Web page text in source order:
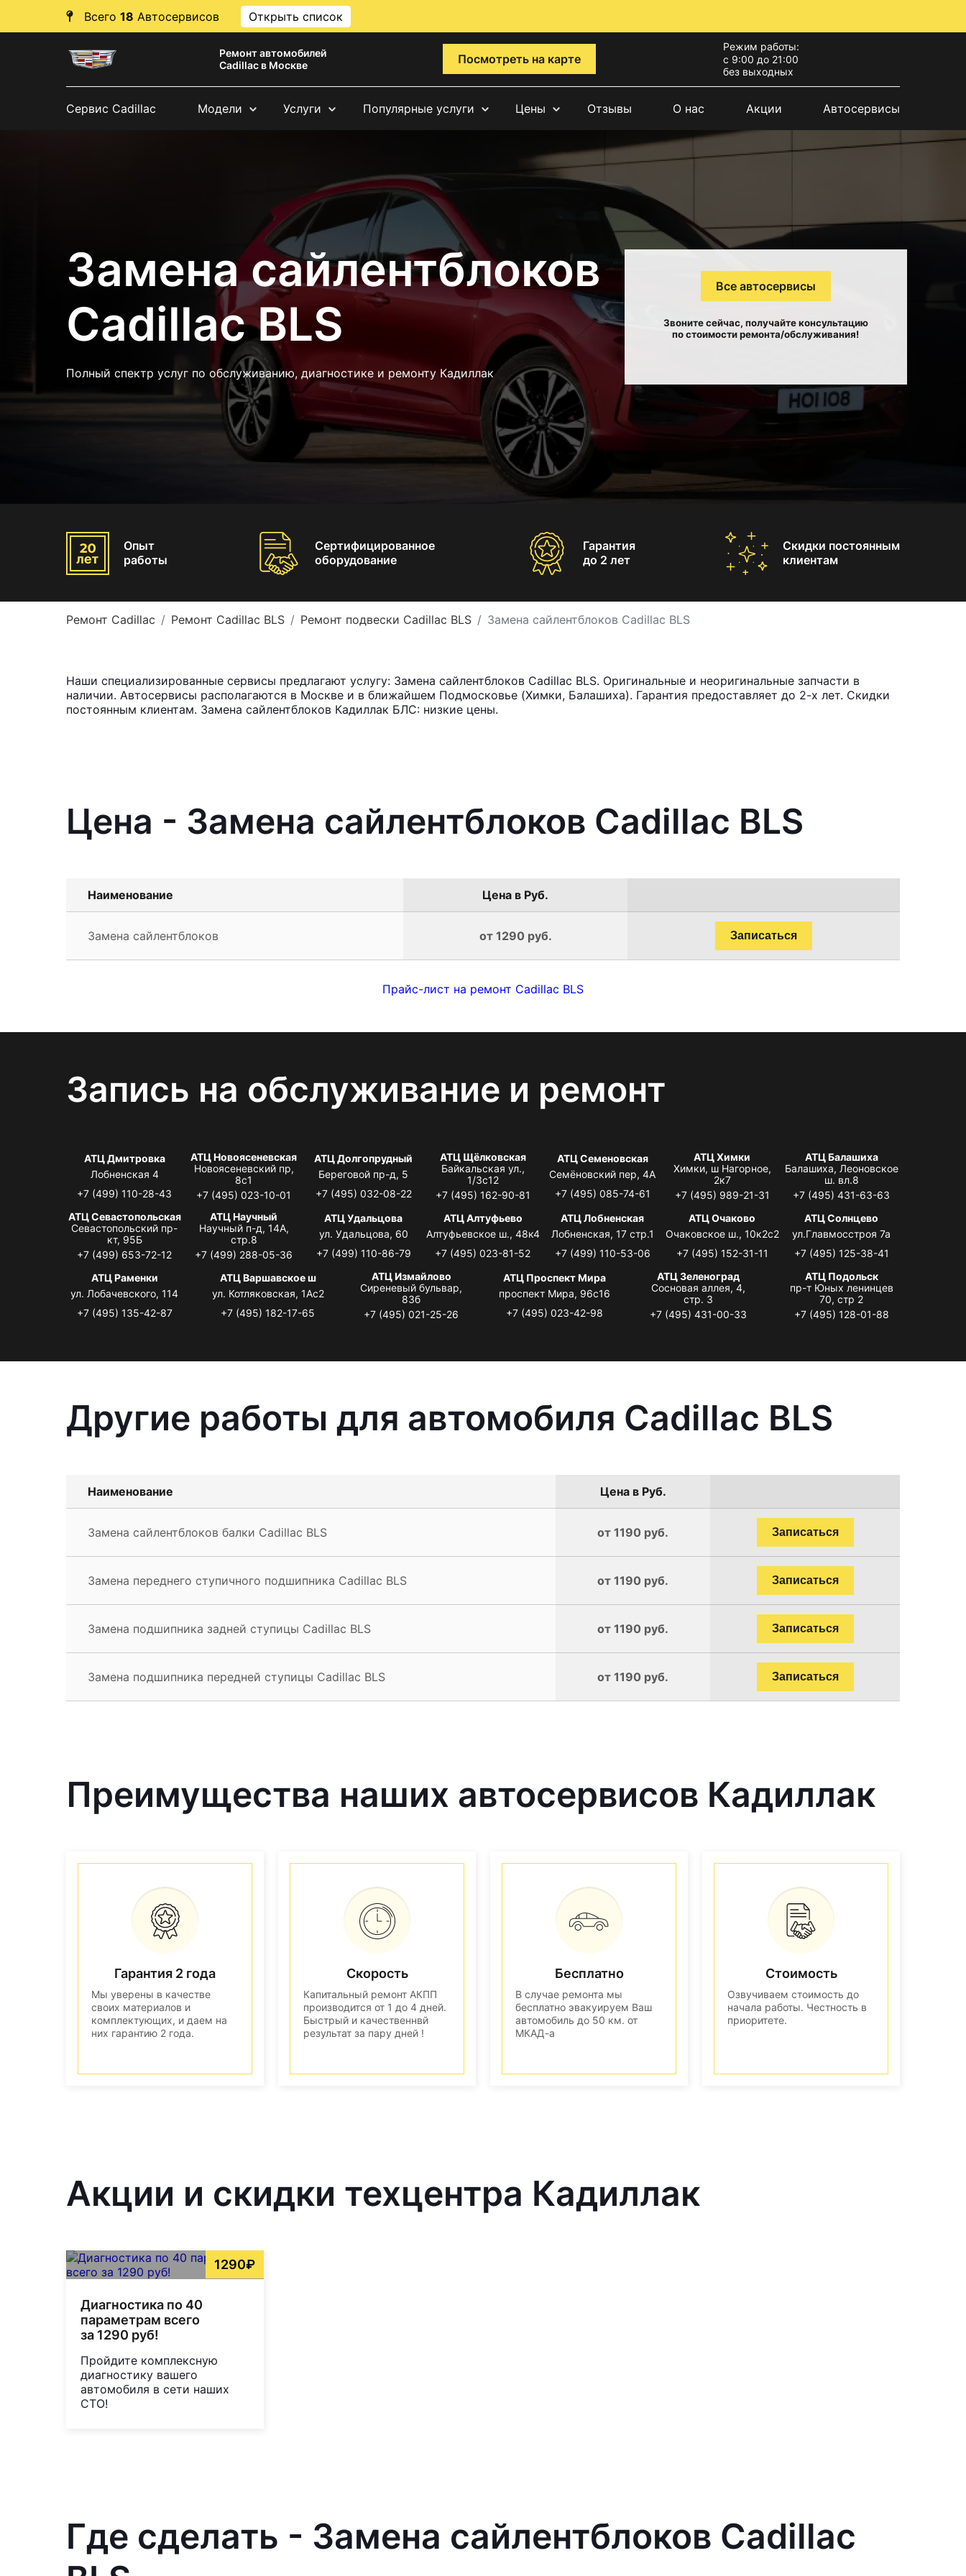
Всего 18 Автосервисов Открыть список
Ремонт автомобилей
Cadillac в Москве
Посмотреть на карте
Режим работы:
с 9:00 до 21:00
без выходных
Сервис Cadillac Модели Услуги Популярные услуги Цены Отзывы О нас Акции Автосервисы
Замена сайлентблоков
Cadillac BLS
Полный спектр услуг по обслуживанию, диагностике и ремонту Кадиллак
Все автосервисы
Звоните сейчас, получайте консультацию
по стоимости ремонта/обслуживания!
Опыт
работы
Сертифицированное
оборудование
Гарантия
до 2 лет
Скидки постоянным
клиентам
Ремонт Cadillac Ремонт Cadillac BLS Ремонт подвески Cadillac BLS Замена сайлентблоков Cadillac BLS
Наши специализированные сервисы предлагают услугу: Замена сайлентблоков Cadillac BLS. Оригинальные и неоригинальные запчасти в
наличии. Автосервисы располагаются в Москве и в ближайшем Подмосковье (Химки, Балашиха). Гарантия предоставляет до 2-х лет. Скидки
постоянным клиентам. Замена сайлентблоков Кадиллак БЛС: низкие цены.
Цена - Замена сайлентблоков Cadillac BLS
Наименование Цена в Руб.
Замена сайлентблоков от 1290 руб. Записаться
Прайс-лист на ремонт Cadillac BLS
Запись на обслуживание и ремонт
АТЦ Дмитровка
Лобненская 4
+7 (499) 110-28-43
АТЦ Новоясеневская
Новоясеневский пр,
8с1
+7 (495) 023-10-01
АТЦ Долгопрудный
Береговой пр-д, 5
+7 (495) 032-08-22
АТЦ Щёлковская
Байкальская ул.,
1/3с12
+7 (495) 162-90-81
АТЦ Семеновская
Семёновский пер, 4А
+7 (495) 085-74-61
АТЦ Химки
Химки, ш Нагорное,
2к7
+7 (495) 989-21-31
АТЦ Балашиха
Балашиха, Леоновское
ш. вл.8
+7 (495) 431-63-63
АТЦ Севастопольская
Севастопольский пр-
кт, 95Б
+7 (499) 653-72-12
АТЦ Научный
Научный п-д, 14А,
стр.8
+7 (499) 288-05-36
АТЦ Удальцова
ул. Удальцова, 60
+7 (499) 110-86-79
АТЦ Алтуфьево
Алтуфьевское ш., 48к4
+7 (495) 023-81-52
АТЦ Лобненская
Лобненская, 17 стр.1
+7 (499) 110-53-06
АТЦ Очаково
Очаковское ш., 10к2с2
+7 (495) 152-31-11
АТЦ Солнцево
ул.Главмосстроя 7а
+7 (495) 125-38-41
АТЦ Раменки
ул. Лобачевского, 114
+7 (495) 135-42-87
АТЦ Варшавское ш
ул. Котляковская, 1Ас2
+7 (495) 182-17-65
АТЦ Измайлово
Сиреневый бульвар,
83б
+7 (495) 021-25-26
АТЦ Проспект Мира
проспект Мира, 96с16
+7 (495) 023-42-98
АТЦ Зеленоград
Сосновая аллея, 4,
стр. 3
+7 (495) 431-00-33
АТЦ Подольск
пр-т Юных ленинцев
70, стр 2
+7 (495) 128-01-88
Другие работы для автомобиля Cadillac BLS
Наименование Цена в Руб.
Замена сайлентблоков балки Cadillac BLS от 1190 руб. Записаться
Замена переднего ступичного подшипника Cadillac BLS от 1190 руб. Записаться
Замена подшипника задней ступицы Cadillac BLS от 1190 руб. Записаться
Замена подшипника передней ступицы Cadillac BLS от 1190 руб. Записаться
Преимущества наших автосервисов Кадиллак
Гарантия 2 года
Мы уверены в качестве
своих материалов и
комплектующих, и даем на
них гарантию 2 года.
Скорость
Капитальный ремонт АКПП
производится от 1 до 4 дней.
Быстрый и качественнвй
результат за пару дней !
Бесплатно
В случае ремонта мы
бесплатно эвакуируем Ваш
автомобиль до 50 км. от
МКАД-а
Стоимость
Озвучиваем стоимость до
начала работы. Честность в
приоритете.
Акции и скидки техцентра Кадиллак
1290₽
Диагностика по 40
параметрам всего
за 1290 руб!
Пройдите комплексную
диагностику вашего
автомобиля в сети наших
СТО!
Где сделать - Замена сайлентблоков Cadillac